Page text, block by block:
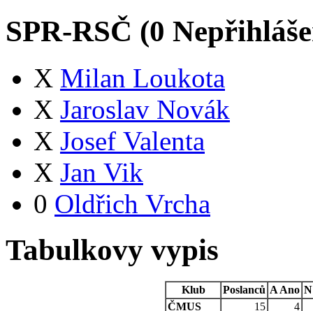
SPR-RSČ (0
X Milan Loukota
X Jaroslav Novák
X Josef Valenta
X Jan Vik
0 Oldřich Vrcha
Tabulkovy vypis
Klub Poslanců A Ano N
ČMUS
15
4